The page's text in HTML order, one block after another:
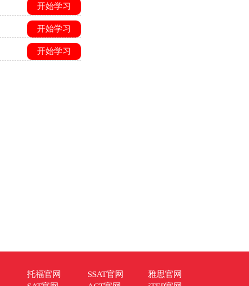
开始学习
开始学习
开始学习
托福官网 SSAT官网
雅思官网